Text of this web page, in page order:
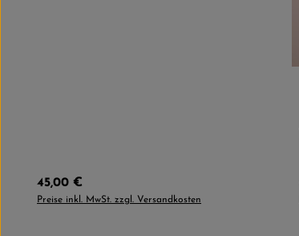
Regulärer Preis:
45,00 €
Preise inkl. MwSt. zzgl. Versandkosten